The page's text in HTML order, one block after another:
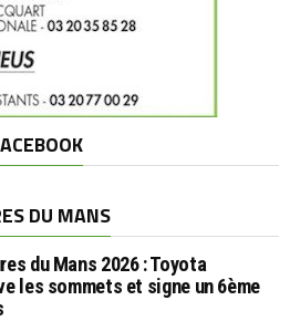
DU MANS
du Mans 2026 : Toyota
les sommets et signe un 6ème